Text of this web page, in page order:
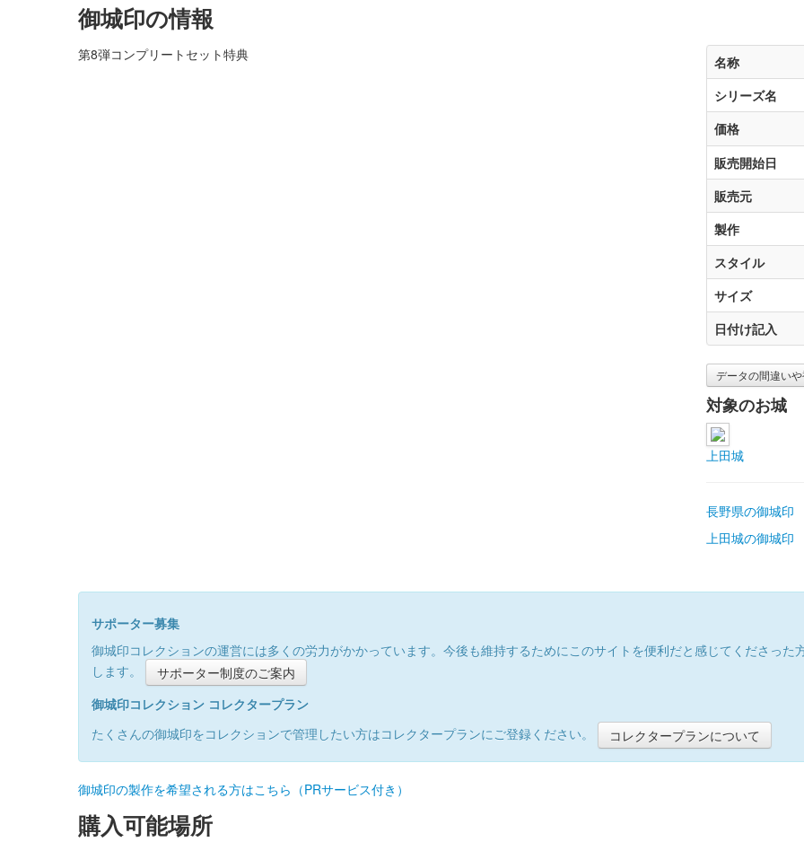
御城印の情報
第8弾コンプリートセット特典
名称
シリーズ名
価格
販売開始日
販売元
製作
スタイル
サイズ
日付け記入
データの間違い
対象のお城
上田城
長野県の御城印
上田城の御城印
サポーター募集
御城印コレクションの運営には多くの労力がかかっています。今後も維持するためにこのサイトを便利だと感じてくださっ
します。
サポーター制度のご案内
御城印コレクション コレクタープラン
たくさんの御城印をコレクションで管理したい方はコレクタープランにご登録ください。
コレクタープランについて
御城印の製作を希望される方はこちら（PRサービス付き）
購入可能場所